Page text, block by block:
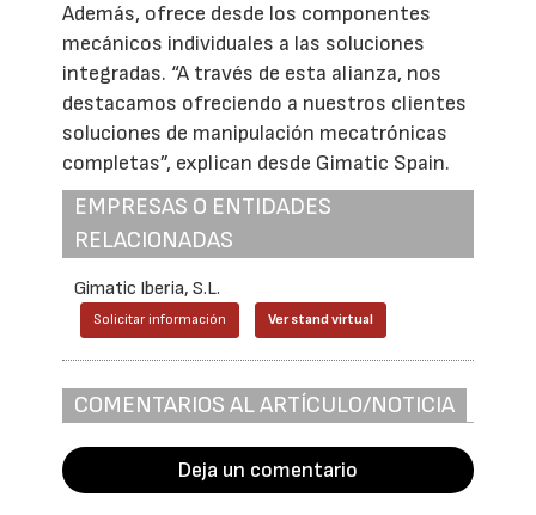
Además, ofrece desde los componentes
mecánicos individuales a las soluciones
integradas. “A través de esta alianza, nos
destacamos ofreciendo a nuestros clientes
soluciones de manipulación mecatrónicas
completas”, explican desde Gimatic Spain.
EMPRESAS O ENTIDADES
RELACIONADAS
Gimatic Iberia, S.L.
Solicitar información Ver stand virtual
COMENTARIOS AL ARTÍCULO/NOTICIA
Deja un comentario